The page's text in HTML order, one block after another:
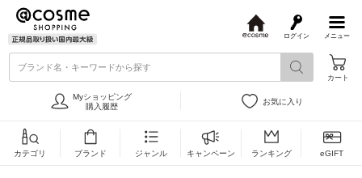
メニュー
ログイン
s
ブランド名・キーワードから探す
カート
Myショッピング
購入履歴
お気に入り
カテゴリ ブランド ジャンル キャンペーン ランキング eGIFT